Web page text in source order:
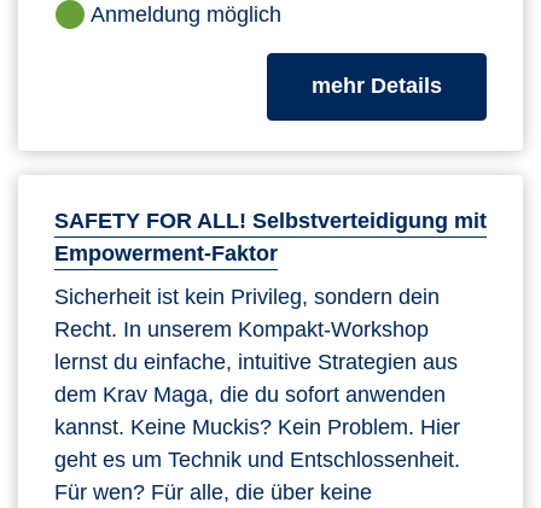
Anmeldung möglich
mehr Detailszum
SAFETY FOR ALL! Selbstverteidigung mit
Empowerment-Faktor
Sicherheit ist kein Privileg, sondern dein
Recht. In unserem Kompakt-Workshop
lernst du einfache, intuitive Strategien aus
dem Krav Maga, die du sofort anwenden
kannst. Keine Muckis? Kein Problem. Hier
geht es um Technik und Entschlossenheit.
Für wen? Für alle, die über keine